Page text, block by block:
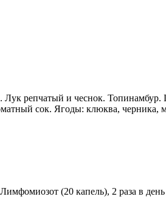
репчатый и чеснок.
сок. Ягоды: клюква,
(20 капель), 2 раза в